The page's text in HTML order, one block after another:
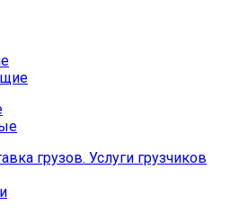
грузов. Услуги грузчиков